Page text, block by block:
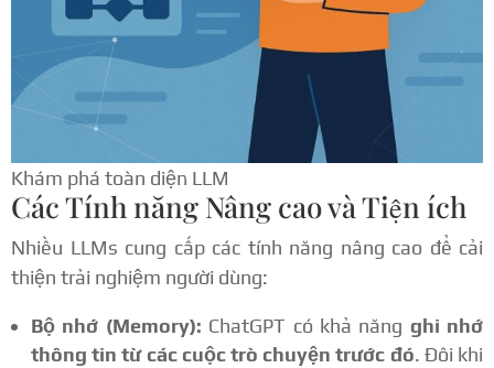
Khám phá toàn diện LLM
Các Tính năng Nâng cao và Tiện ích
Nhiều LLMs cung cấp các tính năng nâng cao để cải
thiện trải nghiệm người dùng:
Bộ nhớ (Memory): ChatGPT có khả năng ghi nhớ
thông tin từ các cuộc trò chuyện trước đó. Đôi khi